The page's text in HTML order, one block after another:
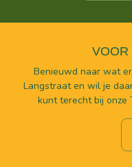
VOOR
Benieuwd naar wat
Langstraat en wil je
kunt terecht bij onze